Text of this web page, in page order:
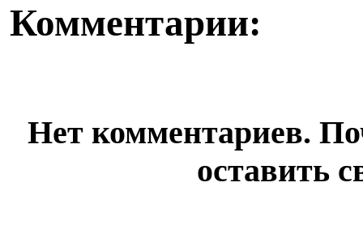
Комментарии:
Нет комментариев.
оставить